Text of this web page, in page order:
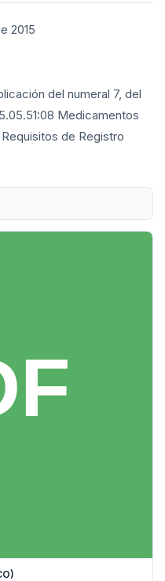
2015
del numeral 7, del
Medicamentos
de Registro